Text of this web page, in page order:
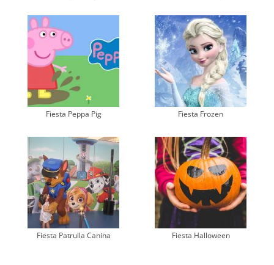
Fiesta Peppa Pig Fiesta Frozen
Fiesta Patrulla Canina Fiesta Halloween